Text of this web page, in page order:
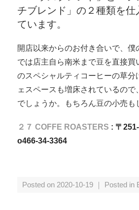
チブレンド」の２種類を仕
ています。
開店以来からのお付き合いで、
では店主自ら南米まで豆を直接
のスペシャルティコーヒーの草
ェスペースも増床されているの
でしょうか。もちろん豆の小売も
２７ COFFE ROASTERS : 〒
o466-34-3364
Posted on 2020-10-19 ｜ Posted in